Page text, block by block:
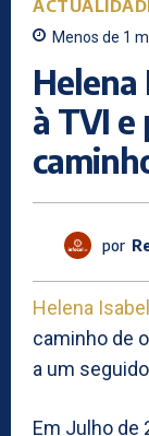
Menos de 1
Helena
à TVI e
por
Helena Isabel
caminho de
a um
Em Julho de